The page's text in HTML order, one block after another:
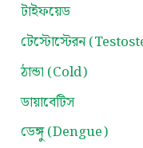
টাইফয়েড
টেস্টোস্টেরন
ঠান্ডা (Cold)
ডায়াবেটিস
ডেঙ্গু (Dengue)